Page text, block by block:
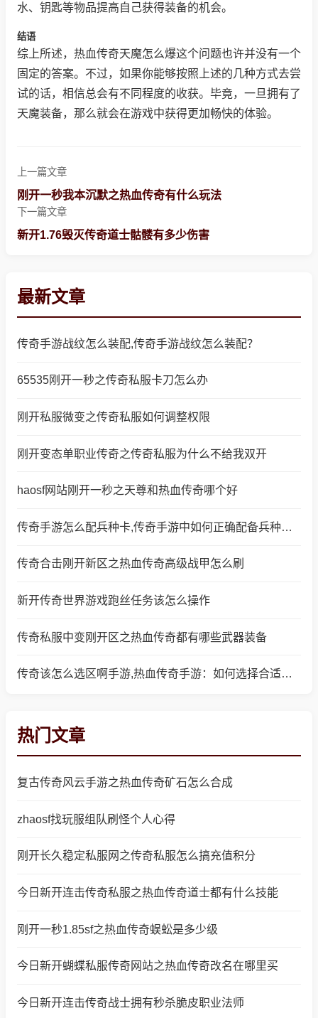
水、钥匙等物品提高自己获得装备的机会。
结语
综上所述，热血传奇天魔怎么爆这个问题也许并没有一个
固定的答案。不过，如果你能够按照上述的几种方式去尝
试的话，相信总会有不同程度的收获。毕竟，一旦拥有了
天魔装备，那么就会在游戏中获得更加畅快的体验。
上一篇文章
刚开一秒我本沉默之热血传奇有什么玩法
下一篇文章
新开1.76毁灭传奇道士骷髅有多少伤害
最新文章
传奇手游战纹怎么装配,传奇手游战纹怎么装配？
65535刚开一秒之传奇私服卡刀怎么办
刚开私服微变之传奇私服如何调整权限
刚开变态单职业传奇之传奇私服为什么不给我双开
haosf网站刚开一秒之天尊和热血传奇哪个好
传奇手游怎么配兵种卡,传奇手游中如何正确配备兵种卡？
传奇合击刚开新区之热血传奇高级战甲怎么刷
新开传奇世界游戏跑丝任务该怎么操作
传奇私服中变刚开区之热血传奇都有哪些武器装备
传奇该怎么选区啊手游,热血传奇手游：如何选择合适的区？
热门文章
复古传奇风云手游之热血传奇矿石怎么合成
zhaosf找玩服组队刷怪个人心得
刚开长久稳定私服网之传奇私服怎么搞充值积分
今日新开连击传奇私服之热血传奇道士都有什么技能
刚开一秒1.85sf之热血传奇蜈蚣是多少级
今日新开蝴蝶私服传奇网站之热血传奇改名在哪里买
今日新开连击传奇战士拥有秒杀脆皮职业法师